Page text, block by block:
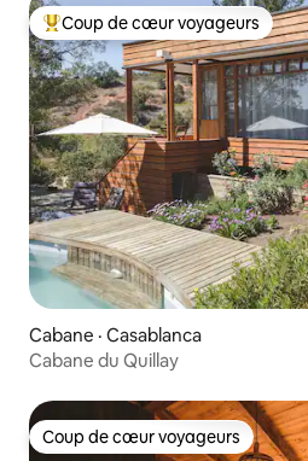
Coup de cœur voyageurs parmi
Coup de cœur voyageurs
Cabane · Casablanca
Cabane du Quillay
Coup de cœur voyageurs
Coup de cœur voyageurs